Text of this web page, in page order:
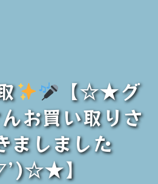
【☆★グ
お買い取りさ
ましました
】